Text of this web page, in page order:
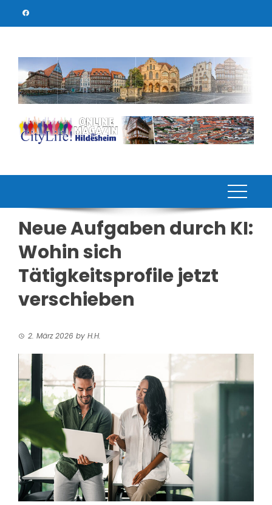
Neue Aufgaben durch KI:
Wohin sich
Tätigkeitsprofile jetzt
verschieben
2. März 2026 by H.H.